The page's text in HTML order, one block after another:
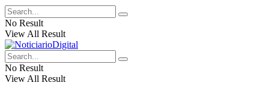
No Result
View All Result
No Result
View All Result